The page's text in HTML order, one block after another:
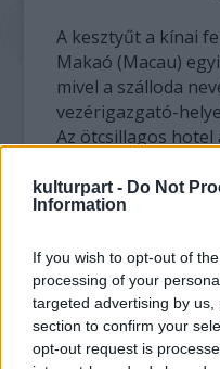
kulturpart - Do Not
Information
If you wish to opt-out of
processing of your
targeted advertising by
section to confirm your
opt-out request is
A kesztyűt a kínai
Makaó (Macau)
mivel a szálloda
vezérigazgató-
Az ötcsillagos
Jackson-relikviát -
játékkaszinót is
Fiatal csillagként
Motown televíziós
közönséget a híres
a Billie Jean című